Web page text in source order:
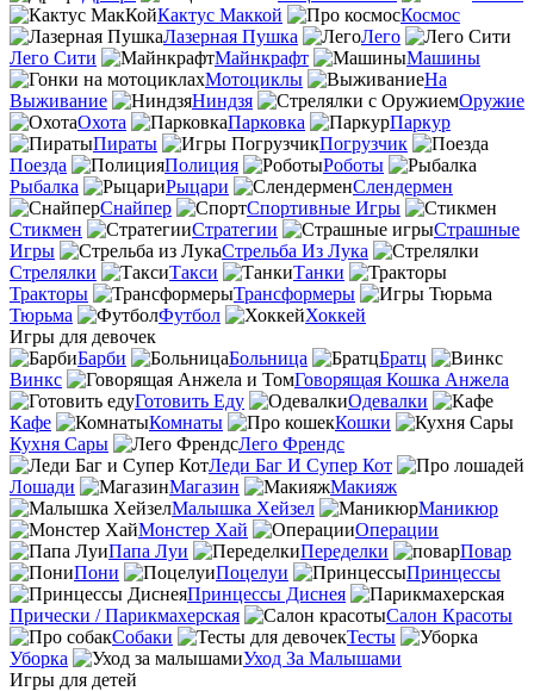
Кактус Маккой
Космос
Лазерная Пушка
Лего
Лего Сити
Майнкрафт
Машины
Мотоциклы
На
Выживание
Ниндзя
Оружие
Охота
Парковка
Паркур
Пираты
Погрузчик
Поезда
Полиция
Роботы
Рыбалка
Рыцари
Слендермен
Снайпер
Спортивные Игры
Стикмен
Стратегии
Страшные
Игры
Стрельба Из Лука
Стрелялки
Такси
Танки
Тракторы
Трансформеры
Тюрьма
Футбол
Хоккей
Игры для девочек
Барби
Больница
Братц
Винкс
Говорящая Кошка Анжела
Готовить Еду
Одевалки
Кафе
Комнаты
Кошки
Кухня Сары
Лего Френдс
Леди Баг И Супер Кот
Лошади
Магазин
Макияж
Малышка Хейзел
Маникюр
Монстер Хай
Операции
Папа Луи
Переделки
Повар
Пони
Поцелуи
Принцессы
Принцессы Диснея
Прически / Парикмахерская
Салон Красоты
Собаки
Тесты
Уборка
Уход За Малышами
Игры для детей